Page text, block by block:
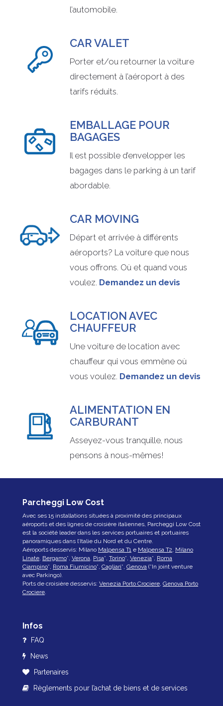
l’automobile.
CAR VALET
Porter et/ou retourner la voiture
directement à l’aéroport à des
tarifs réduits.
EMBALLAGE POUR
BAGAGES
Il est possible d’envelopper les
bagages dans le parking à un tarif
abordable.
CAR MOVING
Départ et arrivée à différents
aéroports? La voiture que nous
vous offrons. Où et quand vous
voulez. Demandez un devis
LOCATION AVEC
CHAUFFEUR
Une voiture de location avec
chauffeur qui vous emmène où
vous voulez. Demandez un devis
ALIMENTATION EN
CARBURANT
Asseyez-vous tranquille, nous
pensons à nous-mêmes!
Parcheggi Low Cost
Avec ses 15 installations situées à proximité des principaux
aéroports et des lignes de croisière italiennes, Parcheggi Low Cost
est la société leader dans les services portuaires et portuaires
panoramiques dans l’Italie du Nord et du Centre.
Aéroports desservis: Milano Malpensa T1 e Malpensa T2, Milano
Linate, Bergamo*, Verona, Pisa*, Torino*, Venezia*, Roma
Ciampino*, Roma Fiumicino*, Cagliari*, Genova (*In joint venture
avec Parkingo).
Ports de croisière desservis: Venezia Porto Crociere, Genova Porto
Crociere.
Infos
FAQ
News
Partenaires
Règlements pour l’achat de biens et de services